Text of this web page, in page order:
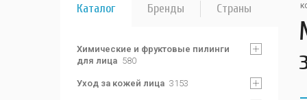
Каталог Бренды Страны
Химические и фруктовые пилинги
для лица 580
Уход за кожей лица 3153